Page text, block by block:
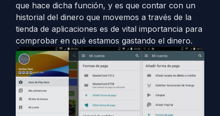
que hace dicha función, y es que contar con un
historial del dinero que movemos a través de la
tienda de aplicaciones es de vital importancia para
comprobar en qué estamos gastando el dinero.